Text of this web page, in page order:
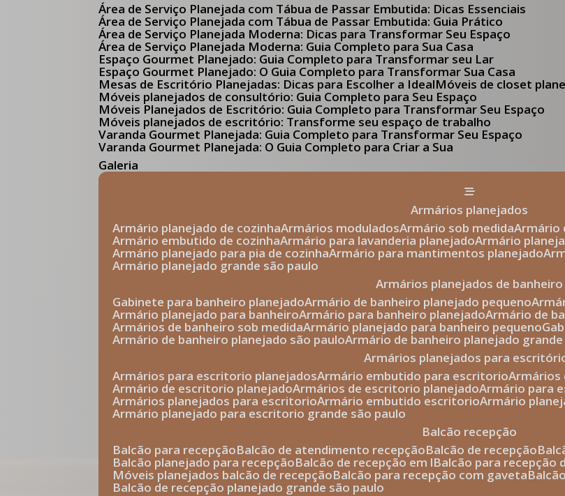
Área de Serviço Planejada com Tábua de Passar Embutida: Dicas Essenciais
Área de Serviço Planejada com Tábua de Passar Embutida: Guia Prático
Área de Serviço Planejada Moderna: Dicas para Transformar Seu Espaço
Área de Serviço Planejada Moderna: Guia Completo para Sua Casa
Espaço Gourmet Planejado: Guia Completo para Transformar seu Lar
Espaço Gourmet Planejado: O Guia Completo para Transformar Sua Casa
Mesas de Escritório Planejadas: Dicas para Escolher a Ideal Móveis de closet
Móveis planejados de consultório: Guia Completo para Seu Espaço
Móveis Planejados de Escritório: Guia Completo para Transformar Seu Espaço
Móveis planejados de escritório: Transforme seu espaço de trabalho
Varanda Gourmet Planejada: Guia Completo para Transformar Seu Espaço
Varanda Gourmet Planejada: O Guia Completo para Criar a Sua
Galeria
armários planejados
armário planejado de cozinha armários modulados armário sob medida
armário embutido de cozinha armário para lavanderia planejado armário
armário planejado para pia de cozinha armário para mantimentos planejado
armário planejado grande são paulo
armários planejados de banheiro
gabinete para banheiro planejado armário de banheiro planejado pequeno
armário planejado para banheiro armário para banheiro planejado armário de
armários de banheiro sob medida armário planejado para banheiro pequeno
armário de banheiro planejado são paulo armário de banheiro planejado
armários planejados para
armários para escritorio planejados armário embutido para escritorio
armário de escritorio planejado armários de escritorio planejado armário para
armários planejados para escritorio armário embutido escritorio armário
armário planejado para escritorio grande são paulo
balcão recepção
balcão para recepção
balcão de atendimento recepção balcão de recepção
balcão planejado para recepção balcão de recepção em l balcão para
móveis planejados balcão de recepção balcão para recepção com gaveta
balcão de recepção planejado grande são paulo